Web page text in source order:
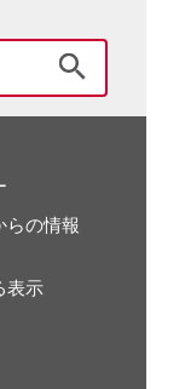
らの情報
表示